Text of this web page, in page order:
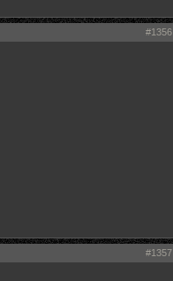
#1356
#1357